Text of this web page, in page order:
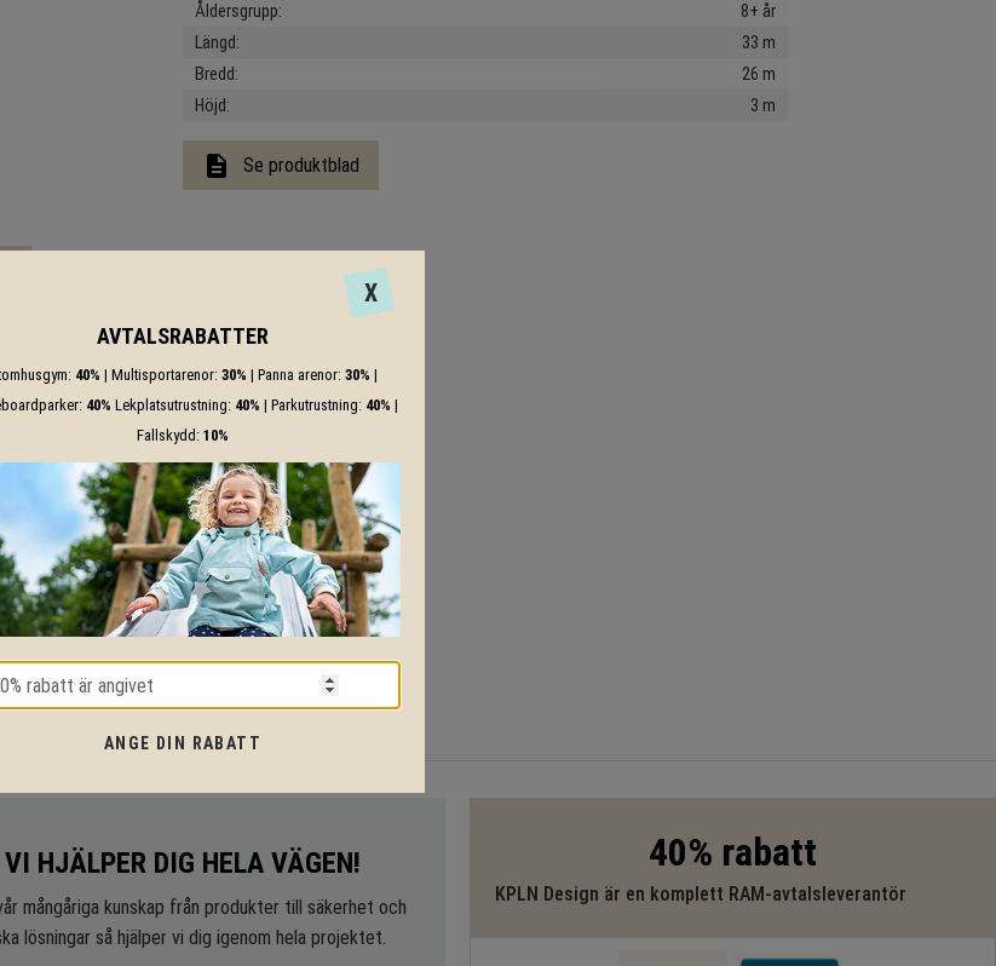
Åldersgrupp
8+ år
Längd
33 m
Bredd
26 m
Höjd
3 m
description Se produktblad
kan
och kickbikes.
i skenor och
förhöjt åkvärde
vi kommer mer
VI HJÄLPER DIG HELA VÄGEN!
mångåriga kunskap från produkter till säkerhet och
lösningar så hjälper vi dig igenom hela projektet.
40% rabatt
KPLN Design är en komplett RAM-avtalsleverantör
X
AVTALSRABATTER
40% | Multisportarenor: 30% | Panna arenor: 30% |
40% Lekplatsutrustning: 40% | Parkutrustning: 40% |
Fallskydd: 10%
ANGE DIN RABATT